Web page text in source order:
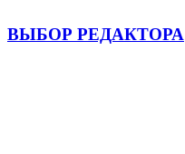
ВЫБОР РЕДАКТОРА